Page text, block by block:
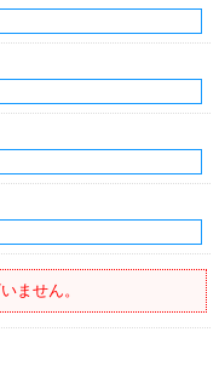
ません。